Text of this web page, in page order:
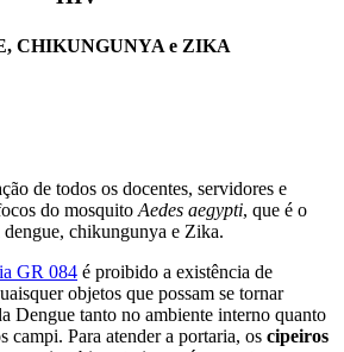
CHIKUNGUNYA e ZIKA
de todos os docentes, servidores e
do mosquitoAedes aegypti, que é o
chikungunya e Zika.
GR 084 é proibido a existência de
objetos que possam se tornar
Dengue tanto no ambiente interno quanto
campi. Para atender a portaria, os cipeiros